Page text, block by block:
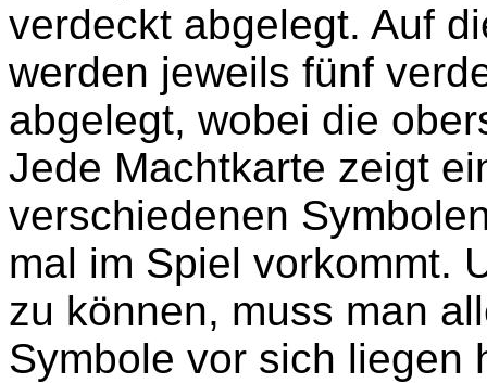
verdeckt abgelegt. Auf
werden jeweils fünf
abgelegt, wobei die
Jede Machtkarte zeigt
verschiedenen
mal im Spiel vorkommt.
zu können, muss man
Symbole vor sich liegen